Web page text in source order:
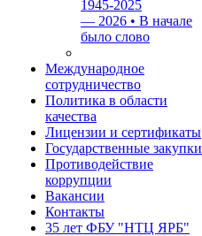
1945-2025
— 2026 • В начале
было слово
Международное
сотрудничество
Политика в области
качества
Лицензии и сертификаты
Государственные закупки
Противодействие
коррупции
Вакансии
Контакты
35 лет ФБУ "НТЦ ЯРБ"